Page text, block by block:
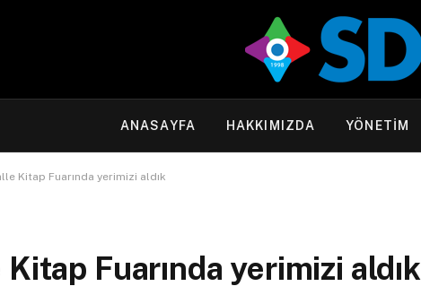
ANASAYFA HAKKIMIZDA YÖNETİM
Kitap Fuarında yerimizi aldık
Fuarında yerimizi aldık